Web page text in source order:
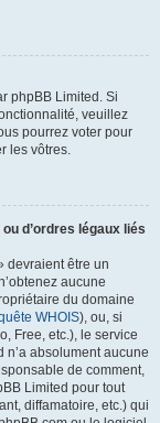
phpBB Limited. Si
veuillez
pourrez voter pour
les vôtres.
d’ordres légaux liés
devraient être un
aucune
du domaine
WHOIS), ou, si
Free, etc.), le service
absolument aucune
de comment,
Limited pour tout
diffamatoire, etc.) qui